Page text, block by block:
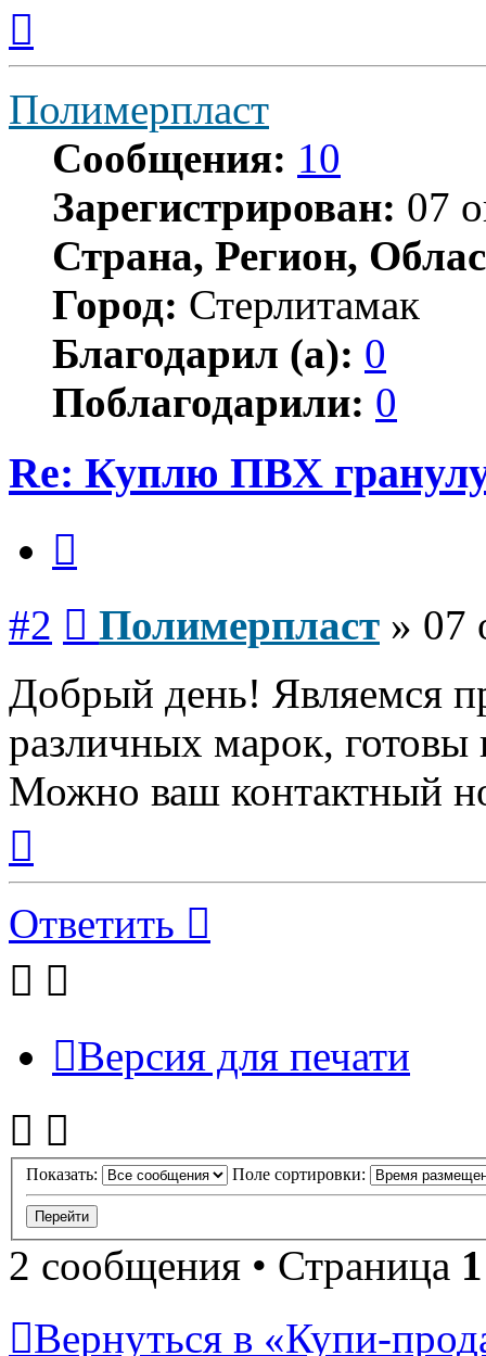
началу
Полимерпласт
Сообщения: 10
Зарегистрирован: 07
Страна, Регион,
Город: Стерлитамак
Благодарил (а): 0
Поблагодарили: 0
Re: Куплю ПВХ
#2 Полимерпласт » 07
Добрый день! Являемся
различных марок,
Можно ваш контактный
началу
Ответить
Версия для печати
Показать: Поле сортировки:
2 сообщения • Страница 1
Вернуться в «Купи-